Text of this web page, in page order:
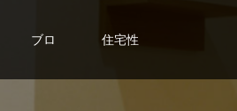
ブロ 住宅性